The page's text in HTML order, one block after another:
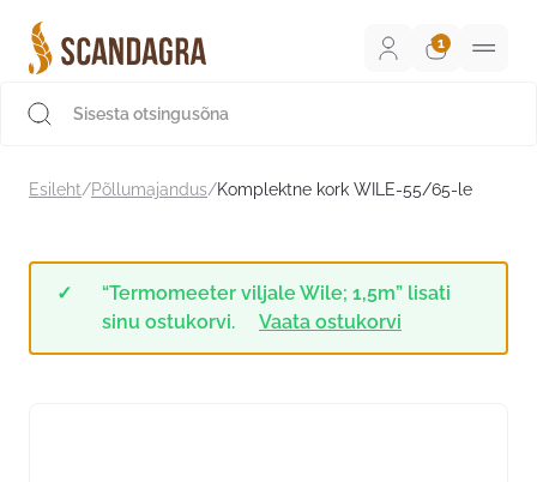
sisu
juurde
Esileht/Põllumajandus/Komplektne kork WILE-55/65-le
“Termomeeter viljale Wile; 1,5m” lisati
sinu ostukorvi.
Vaata ostukorvi